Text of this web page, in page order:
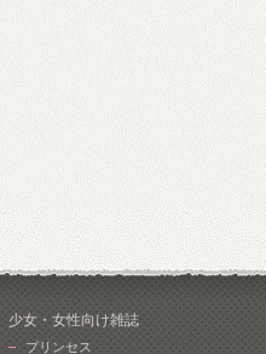
少女・女性向け雑誌
プリンセス